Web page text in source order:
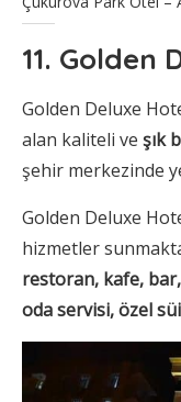
11. Golden
Golden Deluxe
alan kaliteli ve şık
şehir merkezinde
Golden Deluxe
hizmetler
restoran, kafe,
oda servisi, özel